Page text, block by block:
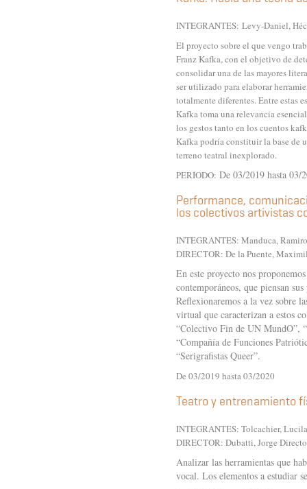
INTEGRANTES: Levy-Daniel,
El proyecto sobre el que vengo
Franz Kafka, con el objetivo de
consolidar una de las mayores
ser utilizado para elaborar
totalmente diferentes. Entre estas
Kafka toma una relevancia
los gestos tanto en los cuentos
Kafka podría constituir la base de
terreno teatral inexplorado.
PERÍODO: De 03/2019 hasta 03/
Performance,
los colectivos artivistas
INTEGRANTES: Manduca, Ramiro
DIRECTOR: De la Puente,
En este proyecto nos
contemporáneos, que piensan
Reflexionaremos a la vez sobre
virtual que caracterizan a estos
“Colectivo Fin de UN MundO”,
“Compañía de Funciones
“Serigrafistas Queer”.
De 03/2019 hasta 03/2020
Teatro y entrenamiento
INTEGRANTES: Tolcachier, Lucila
DIRECTOR: Dubatti, Jorge
Analizar las herramientas que
vocal. Los elementos a estudiar